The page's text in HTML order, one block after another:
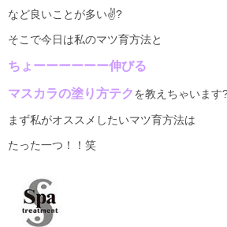
など良いことが多い✌?
そこで今日は私のマツ育方法と
ちょーーーーーー伸びる
マスカラの塗り方テクを教えちゃいます
まず私がオススメしたいマツ育方法は
たった一つ！！笑